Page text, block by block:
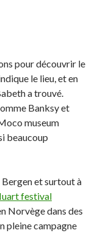
pour découvrir le
le lieu, et en
a trouvé.
Banksy et
museum
beaucoup
Bergen et surtout à
festival
Norvège dans des
pleine campagne